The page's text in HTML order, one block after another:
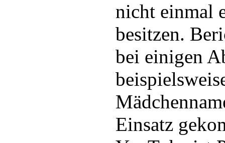
nicht einmal
besitzen.
bei einigen
Einsatz